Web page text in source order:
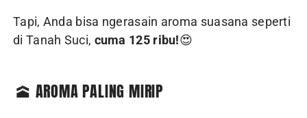
Tapi, Anda bisa ngerasain aroma suasana seperti
di Tanah Suci, cuma 125 ribu!😍
🕋 AROMA PALING MIRIP